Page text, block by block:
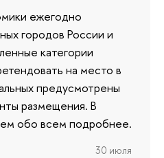
ежегодно
городов России и
категории
на место в
предусмотрены
размещения. В
обо всем подробнее.
30 июля